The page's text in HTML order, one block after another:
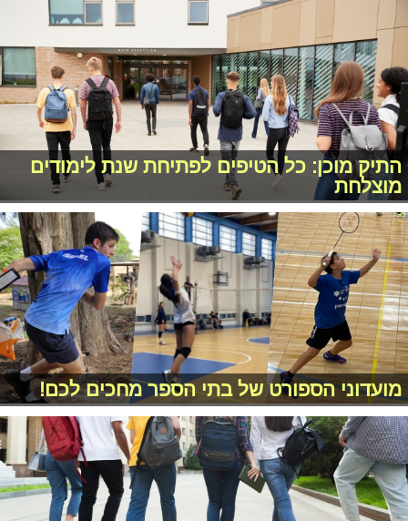
התיק מוכן: כל הטיפים לפתיחת שנת לימודים
מוצלחת
מועדוני הספורט של בתי הספר מחכים לכם!